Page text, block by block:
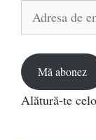
Adresa
Mă abonez
Alătură-te